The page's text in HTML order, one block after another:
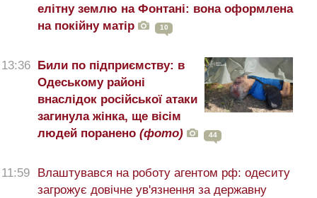
елітну землю на Фонтані: вона оформлена
на покійну матір
10
13:36
Били по підприємству: в
Одеському районі
внаслідок російської атаки
загинула жінка, ще вісім
людей поранено (фото) 44
11:59
Влаштувався на роботу агентом рф: одеситу
загрожує довічне ув'язнення за державну